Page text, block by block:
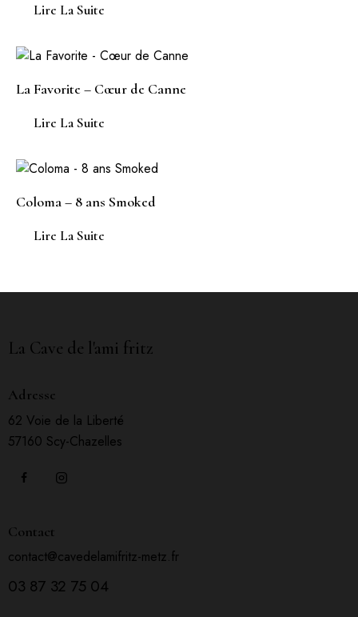
Lire La Suite
La Favorite – Cœur de Canne
Lire La Suite
Coloma – 8 ans Smoked
Lire La Suite
La Cave de l'ami fritz
Adresse
62 Voie de la Liberté
57160 Scy-Chazelles
Contact
contact@cavedelamifritz-metz.fr
03 87 32 75 04